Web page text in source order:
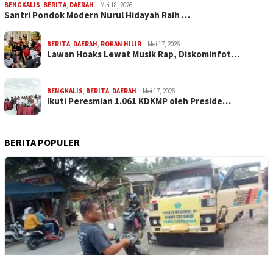
BENGKALIS, BERITA, DAERAH Mei 18, 2026
Santri Pondok Modern Nurul Hidayah Raih …
BERITA, DAERAH, ROKAN HILIR Mei 17, 2026
Lawan Hoaks Lewat Musik Rap, Diskominfot…
BENGKALIS, BERITA, DAERAH Mei 17, 2026
Ikuti Peresmian 1.061 KDKMP oleh Preside…
BERITA POPULER